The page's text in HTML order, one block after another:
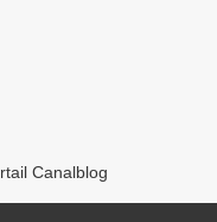
Canalblog